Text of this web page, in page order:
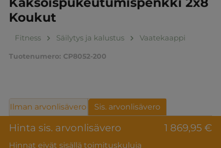
Koukut
Fitness Säilytys ja kalustus Vaatekaappi
Tuotenumero: CP8052-200
Hinta sis. arvonlisävero 1 869,95 €
Hinnat eivät sisällä toimituskuluja
Ilman arvonlisävero Sis. arvonlisävero